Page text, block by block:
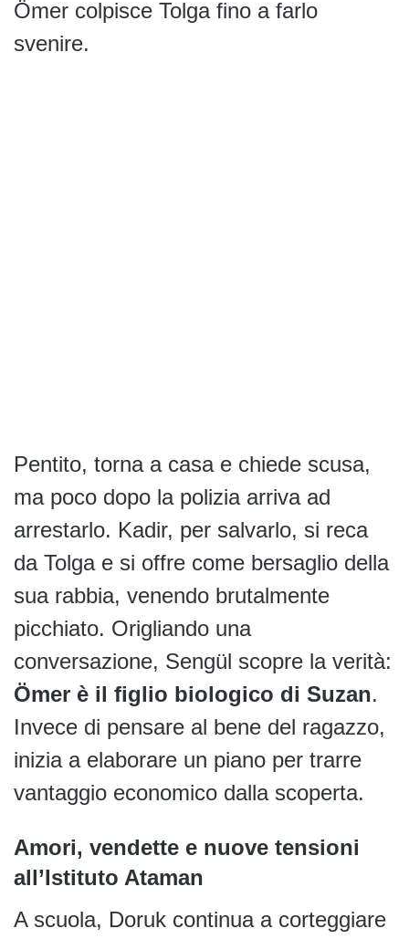
Ömer colpisce Tolga fino a farlo
svenire.
Pentito, torna a casa e chiede scusa,
ma poco dopo la polizia arriva ad
arrestarlo. Kadir, per salvarlo, si reca
da Tolga e si offre come bersaglio della
sua rabbia, venendo brutalmente
picchiato. Origliando una
conversazione, Sengül scopre la verità:
Ömer è il figlio biologico di Suzan.
Invece di pensare al bene del ragazzo,
inizia a elaborare un piano per trarre
vantaggio economico dalla scoperta.
Amori, vendette e nuove tensioni
all’Istituto Ataman
A scuola, Doruk continua a corteggiare